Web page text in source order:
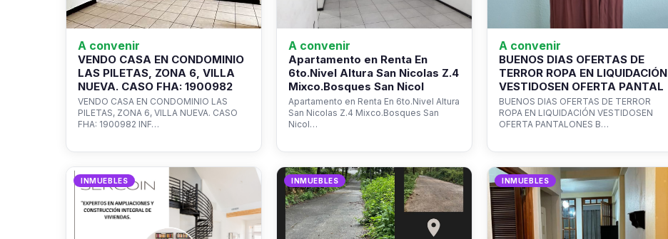
A convenir
VENDO CASA EN CONDOMINIO
LAS PILETAS, ZONA 6, VILLA
NUEVA. CASO FHA: 1900982
VENDO CASA EN CONDOMINIO LAS
PILETAS, ZONA 6, VILLA NUEVA. CASO
FHA: 1900982 INF…
A convenir
Apartamento en Renta En
6to.Nivel Altura San Nicolas Z.4
Mixco.Bosques San Nicol
Apartamento en Renta En 6to.Nivel Altura
San Nicolas Z.4 Mixco.Bosques San
Nicol…
A convenir
BUENOS DIAS OFERTAS DE
TERROR ROPA EN LIQUIDACIÓN
VESTIDOSEN OFERTA PANTAL
BUENOS DIAS OFERTAS DE TERROR
ROPA EN LIQUIDACIÓN VESTIDOSEN
OFERTA PANTALONES B…
INMUEBLES INMUEBLES INMUEBLES